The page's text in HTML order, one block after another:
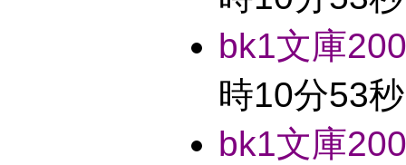
bk1文庫
時10分53秒
bk1文庫